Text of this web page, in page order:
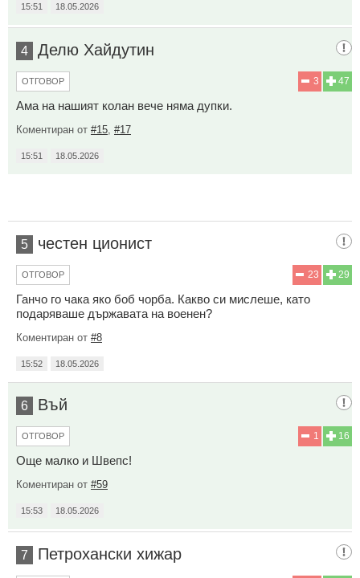
15:51 18.05.2026
4 Делю Хайдутин
47
3
ОТГОВОР
Ама на нашият колан вече няма дупки.
Коментиран от #15 #17
15:51 18.05.2026
5 честен ционист
29
23
ОТГОВОР
Ганчо го чака яко боб чорба. Какво си мислеше, като
подаряваше държавата на военен?
Коментиран от #8
15:52 18.05.2026
6 Въй
16
1
ОТГОВОР
Още малко и Швепс!
Коментиран от #59
15:53 18.05.2026
7 Петрохански хижар